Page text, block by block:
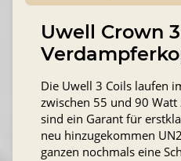
Uwell Crown 3
Die Uwell 3 Coils laufen
zwischen 55 und 90
sind ein Garant für
neu hinzugekommen
ganzen nochmals eine